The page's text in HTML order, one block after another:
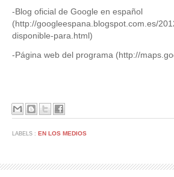
-Blog oficial de Google en español
(http://googleespana.blogspot.com.es/
disponible-para.html)
-Página web del programa (http://
LABELS : EN LOS MEDIOS